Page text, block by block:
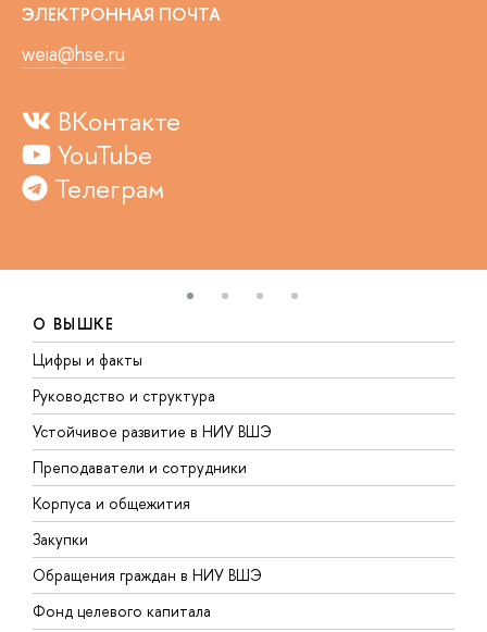
ЭЛЕКТРОННАЯ ПОЧТА
weia@hse.ru
ВКонтакте
YouTube
Телеграм
О ВЫШКЕ
Цифры и факты
Руководство и структура
Устойчивое развитие в НИУ ВШЭ
Преподаватели и сотрудники
Корпуса и общежития
Закупки
Обращения граждан в НИУ ВШЭ
Фонд целевого капитала